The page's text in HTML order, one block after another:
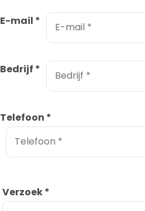
E-mail *
Bedrijf *
Telefoon *
Verzoek*